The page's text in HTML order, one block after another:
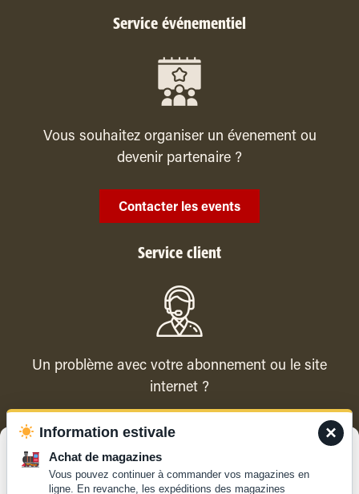
Pour offrir les meilleures expériences, nous utilisons des technologies
Service événementiel
Vous souhaitez organiser un évenement ou
devenir partenaire ?
Contacter les events
Service client
Un problème avec votre abonnement ou le site
internet ?
Contacter le service client ×
Information estivale
Achat de magazines
Vous pouvez continuer à commander vos magazines en
ligne. En revanche, les expéditions des magazines